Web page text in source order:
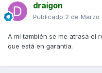
draigon
Publicado 2 de Marzo
A mi también se me atrasa el
que está en garantía.